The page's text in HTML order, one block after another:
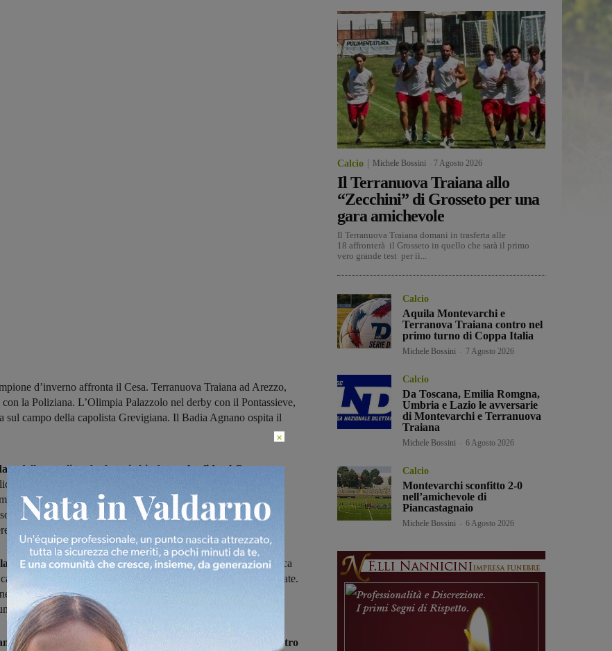
d’inverno affronta il Cesa. Terranuova Traiana ad Arezzo,
la Poliziana. L’Olimpia Palazzolo nel derby con il Pontassieve,
sul campo della capolista Grevigiana. Il Badia Agnano ospita il
della capolista Ambra si chiude con la sfida al Cesa, gara
che potrebbe regalare alla squadra di Garozzo l'undicesima
15 partite. Con cinque punti di vantaggio sulle inseguitrici i
gestire il vantaggio con relativa tranquillità, ma il Cesa è
carta, anche per la Terranuova Traiana , seconda in classifica
dell'Arezzo Football Academy che non vince da sei giornate.
ultime cinque giornate per i biancorossi che continuano a
sul primo posto.
Leona torna davanti al proprio pubblico per l'atteso scontro
Calcio Michele Bossini 7 Agosto 2026
Il Terranuova Traiana allo
“Zecchini” di Grosseto per una
gara amichevole
Il Terranuova Traiana domani in trasferta alle
18 affronterà il Grosseto in quello che sarà il primo
vero grande test per ii...
Calcio
Aquila Montevarchi e
Terranova Traiana contro nel
primo turno di Coppa Italia
Michele Bossini 7 Agosto 2026
Calcio
Da Toscana, Emilia Romgna,
Umbria e Lazio le avversarie
di Montevarchi e Terranuova
Traiana
Michele Bossini 6 Agosto 2026
Calcio
Montevarchi sconfitto 2-0
nell’amichevole di
Piancastagnaio
Michele Bossini 6 Agosto 2026
×